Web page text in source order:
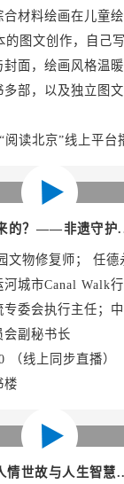
材料绘画在儿童绘
的图文创作，自己
面，绘画风格温
多部，以及独立图
阅读北京”线上平台
的？——非遗守护
文物修复师； 任德
城市Canal Walk
委会执行主任；
会副秘书长
（线上同步直播）
楼
情世故与人生智慧